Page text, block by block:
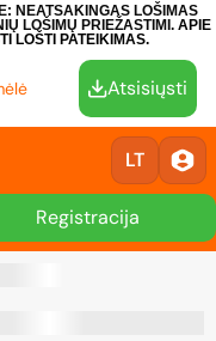
NEATSAKINGAS LOŠIMAS
LOŠIMŲ PRIEŽASTIMI. APIE
LOŠTI PATEIKIMAS.
Atsisiųsti
LT
Registracija